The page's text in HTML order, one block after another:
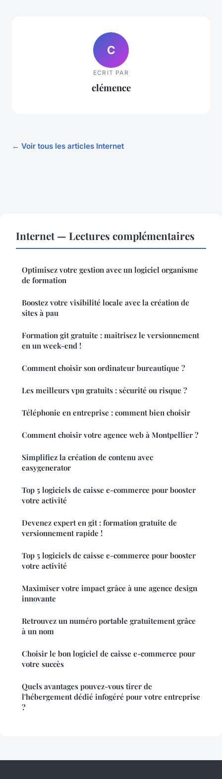
C
ECRIT PAR
clémence
← Voir tous les articles Internet
Internet — Lectures complémentaires
Optimisez votre gestion avec un logiciel organisme
de formation
Boostez votre visibilité locale avec la création de
sites à pau
Formation git gratuite : maîtrisez le versionnement
en un week-end !
Comment choisir son ordinateur bureautique ?
Les meilleurs vpn gratuits : sécurité ou risque ?
Téléphonie en entreprise : comment bien choisir
Comment choisir votre agence web à Montpellier ?
Simplifiez la création de contenu avec
easygenerator
Top 5 logiciels de caisse e-commerce pour booster
votre activité
Devenez expert en git : formation gratuite de
versionnement rapide !
Top 5 logiciels de caisse e-commerce pour booster
votre activité
Maximiser votre impact grâce à une agence design
innovante
Retrouvez un numéro portable gratuitement grâce
à un nom
Choisir le bon logiciel de caisse e-commerce pour
votre succès
Quels avantages pouvez-vous tirer de
l'hébergement dédié infogéré pour votre entreprise
?